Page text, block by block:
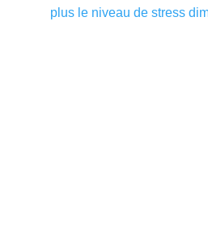
plus le niveau de stress